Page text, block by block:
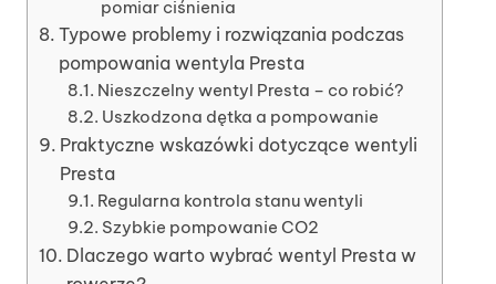
pomiar ciśnienia
Typowe problemy i rozwiązania podczas
pompowania wentyla Presta
Nieszczelny wentyl Presta – co robić?
Uszkodzona dętka a pompowanie
Praktyczne wskazówki dotyczące wentyli
Presta
Regularna kontrola stanu wentyli
Szybkie pompowanie CO2
Dlaczego warto wybrać wentyl Presta w